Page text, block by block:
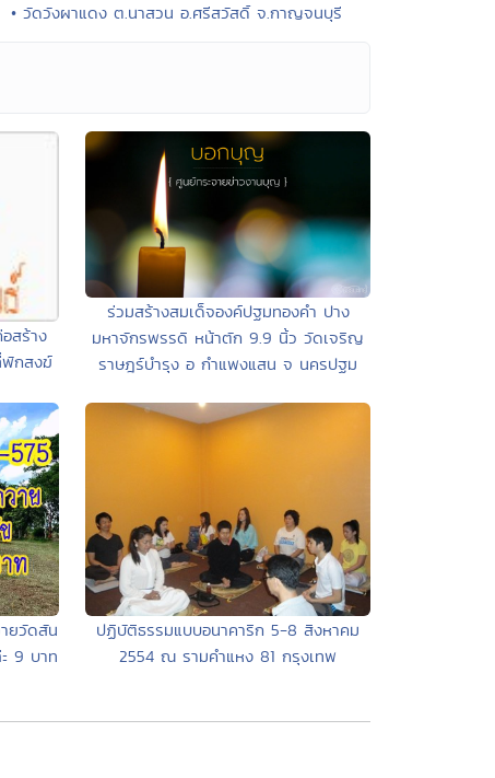
• วัดวังผาแดง ต.นาสวน อ.ศรีสวัสดิ์ จ.กาญจนบุรี
สร้าง
พักสงฆ์
ร่วมสร้างสมเด็จองค์ปฐมทองคำ ปาง
มหาจักรพรรดิ หน้าตัก 9.9 นิ้ว วัดเจริญ
ราษฎร์บำรุง อ กำแพงแสน จ นครปฐม
ยวัดสัน
9 บาท
ปฏิบัติธรรมแบบอนาคาริก 5-8 สิงหาคม
2554 ณ รามคำแหง 81 กรุงเทพ